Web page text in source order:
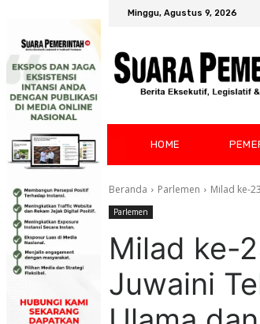
Minggu, Agustus 9, 2026
HOME
Beranda Parlemen Milad ke-
Parlemen
Milad ke-
Juwaini